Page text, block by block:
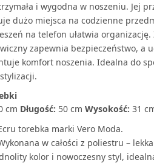
i wygodna w noszeniu. Jej
dużo miejsca na codzienne
na telefon ułatwia organizację.
zapewnia bezpieczeństwo, a
komfort noszenia. Idealna do
cm Długość: 50 cm Wysokość: 31
torebka marki Vero Moda.
w całości z poliestru –
kolor i nowoczesny styl,